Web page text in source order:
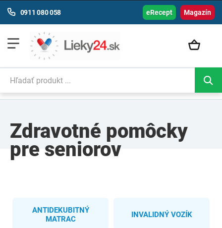
Magazín
0911 080 058 eRecept
Zdravotné pomôcky
pre seniorov
ANTIDEKUBITNÝ
MATRAC
INVALIDNÝ VOZÍK